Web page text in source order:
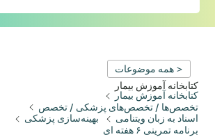
< همه موضوعات
کتابخانه آموزش بیمار
کتابخانه آموزش بیمار
تخصص‌ها / تخصص‌های پزشکی / تخصص
اسناد به زبان ویتنامی
بهینه‌سازی پزشکی
برنامه تمرینی ۶ هفته ای